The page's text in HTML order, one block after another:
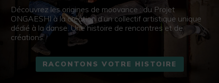
Découvrez les origines de moovance : du Projet
ONGAESHI à la création d’un collectif artistique unique
dédié à la danse. Une histoire de rencontres et de
créations.
RACONTONS VOTRE HISTOIRE